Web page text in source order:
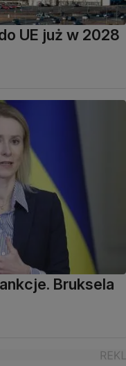
UE już w 2028
Bruksela